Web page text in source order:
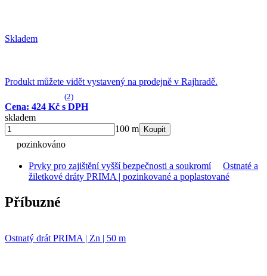
Skladem
Produkt můžete vidět vystavený na prodejně v Rajhradě.
(2)
Cena: 424 Kč s DPH
skladem
100 m
Koupit
pozinkováno
Prvky pro zajištění vyšší bezpečnosti a soukromí
Ostnaté a
žiletkové dráty PRIMA | pozinkované a poplastované
Příbuzné
Ostnatý drát PRIMA | Zn | 50 m